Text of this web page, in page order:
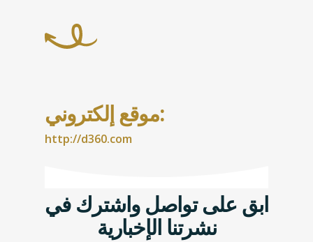
موقع إلكتروني:
http://d360.com
ابق على تواصل واشترك في
نشرتنا الإخبارية